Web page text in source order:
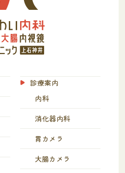
診療案内
内科
消化器内科
胃カメラ
大腸カメラ